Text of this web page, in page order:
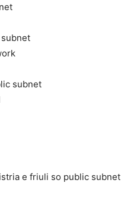
subnet
e friuli so public subnet